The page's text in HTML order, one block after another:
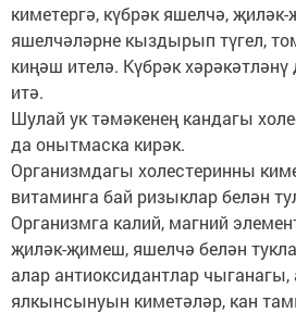
киметергә, күбрәк яшелчә,
яшелчәләрне кыздырып түгел,
киңәш ителә. Күбрәк
итә.
Шулай ук тәмәкенең кандагы
да онытмаска кирәк.
Организмдагы холестеринны
витаминга бай ризыклар белән
Организмга калий, магний
җиләк-җимеш, яшелчә белән
алар антиоксидантлар
ялкынсынуын киметәләр, кан